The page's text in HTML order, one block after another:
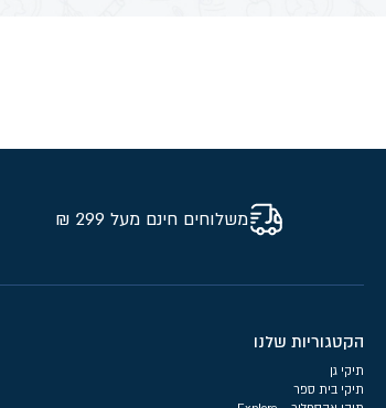
משלוחים חינם מעל 299 ₪
הקטגוריות שלנו
תיקי גן
תיקי בית ספר